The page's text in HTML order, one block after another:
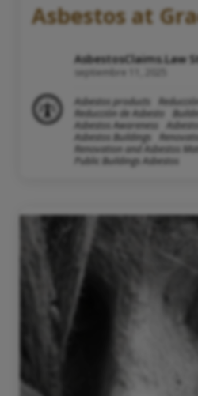
Asbestos at
AsbestosClaims.Law
septiembre 11, 2025
Asbestos products
Reducción de Asbesto
Asbestos Awareness
Asbestos Buildings
Renovation and Asbestos
Public Buildings Asbestos